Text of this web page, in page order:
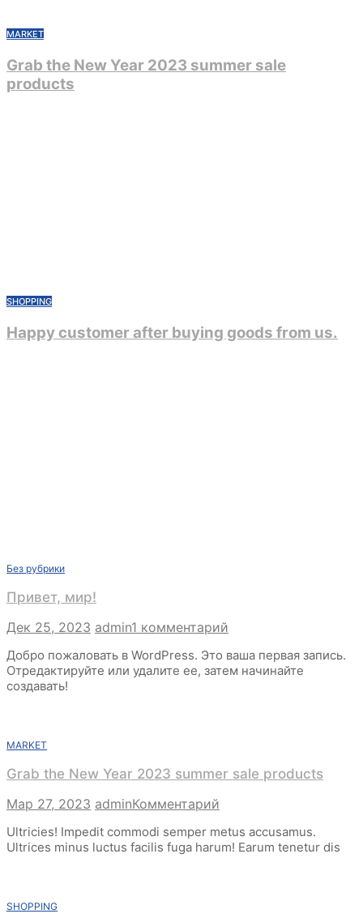
MARKET
Grab the New Year 2023 summer sale
products
SHOPPING
Happy customer after buying goods from us.
Blog
Без рубрики
Привет, мир!
Дек 25, 2023 admin1 комментарий
Привет,
мир!
Добро пожаловать в WordPress. Это ваша первая запись.
Отредактируйте или удалите ее, затем начинайте
создавать!
MARKET
Grab the New Year 2023 summer sale products
Мар 27, 2023 adminКомментарий
the
New
Ultricies! Impedit commodi semper metus accusamus.
Ultrices minus luctus facilis fuga harum! Earum tenetur dis
SHOPPING